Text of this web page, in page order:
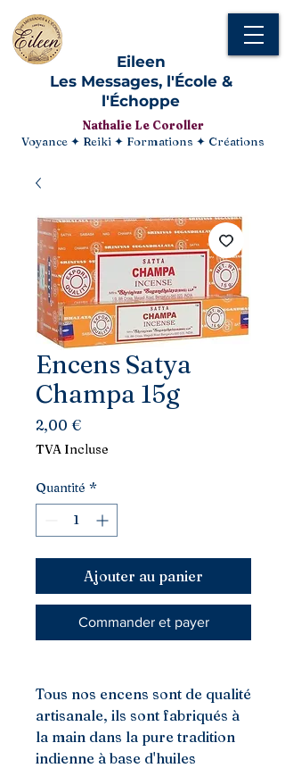
Eileen
Les Messages, l'École &
l'Échoppe
Nathalie Le Coroller
Voyance ✦ Reiki ✦ Formations ✦ Créations
Encens Satya
Champa 15g
2,00 €Prix
TVA Incluse
Quantité *
Ajouter au panier
Commander et payer
Tous nos encens sont de qualité
artisanale, ils sont fabriqués à
la main dans la pure tradition
indienne à base d'huiles